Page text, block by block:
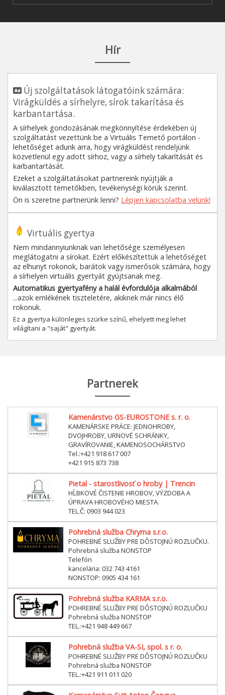
Hír
Új szolgáltatások látogatóink számára:
Virágküldés a sírhelyre, sírok takarítása és
karbantartása.
A sírhelyek gondozásának megkönnyítése érdekében új
szolgáltatást vezettünk be a Virtuális Temető portálon -
lehetőséget adunk arra, hogy virágküldést rendeljünk
közvetlenül egy adott sírhoz, vagy a sírhely takarítását és
karbantartását.
Ezeket a szolgáltatásokat partnereink nyújtják a
kiválasztott temetőkben, tevékenységi körük szerint.
Ön is szeretne partnerünk lenni? Lépjen kapcsolatba velünk!
Virtuális gyertya
Nem mindannyiunknak van lehetősége személyesen
meglátogatni a sírokat. Ezért előkészítettük a lehetőséget
az elhunyt rokonok, barátok vagy ismerősök számára, hogy
a sírhelyen virtuális gyertyát gyújtsanak meg.
Automatikus gyertyafény a halál évfordulója alkalmából
...azok emlékének tiszteletére, akiknek már nincs élő
rokonuk.
Ez a gyertya különleges szürke színű, ehelyett meg lehet
világítani a "saját" gyertyát.
Partnerek
Kamenárstvo GS-EUROSTONE s. r. o.
KAMENÁRSKE PRÁCE: JEDNOHROBY,
DVOJHROBY, URNOVÉ SCHRÁNKY,
GRAVÍROVANIE, KAMENOSOCHÁRSTVO
Tel.:+421 918 617 007
+421 915 873 738
Pietal - starostlivosť o hroby | Trencin
HĹBKOVÉ ČISTENIE HROBOV, VÝZDOBA A
ÚPRAVA HROBOVÉHO MIESTA.
TEL.Č: 0903 944 023
Pohrebná služba Chryma s.r.o.
POHREBNÉ SLUŽBY PRE DÔSTOJNÚ ROZLUČKU.
Pohrebná služba NONSTOP
Telefón
kancelária: 032 743 4161
NONSTOP: 0905 434 161
Pohrebná služba KARMA s.r.o.
POHREBNÉ SLUŽBY PRE DÔSTOJNÚ ROZLUČKU
Pohrebná služba NONSTOP
TEL.:+421 948 449 667
Pohrebná služba VA-SI, spol. s r. o.
POHREBNÉ SLUŽBY PRE DÔSTOJNÚ ROZLUČKU
Pohrebná služba NONSTOP
TEL.:+421 911 011 020